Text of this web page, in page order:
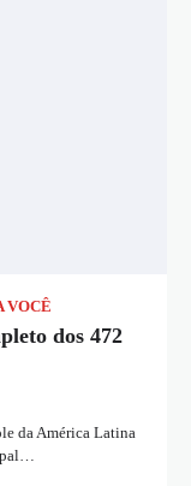
VOCÊ
dos 472
da América Latina